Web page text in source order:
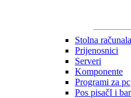
Stolna računala
Prijenosnici
Serveri
Komponente
Programi za pc
Pos pisačI i